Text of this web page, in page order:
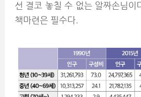
선 결코 놓칠 수 없는 알짜손님이
책마련은 필수다.